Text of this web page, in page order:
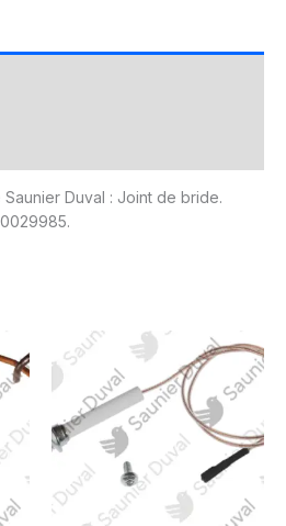
Duval : Joint de bride.